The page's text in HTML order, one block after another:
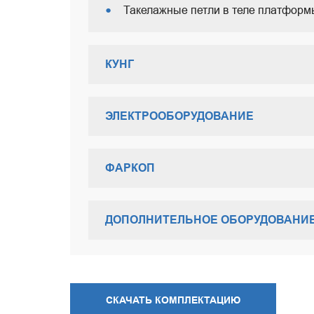
Такелажные петли в теле
КУНГ
ЭЛЕКТРООБОРУДОВАНИЕ
ФАРКОП
ДОПОЛНИТЕЛЬНОЕ
СКАЧАТЬ КОМПЛЕКТАЦИЮ